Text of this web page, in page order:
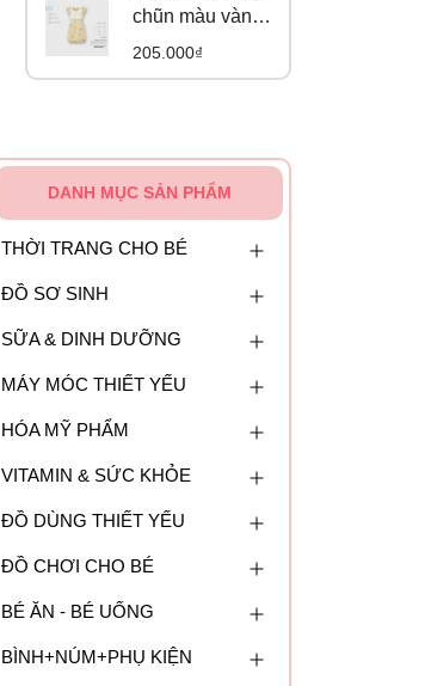
chũn màu vàng
họa tiết cô bé
205.000₫
DANH MỤC SẢN PHẨM
THỜI TRANG CHO BÉ
ĐỒ SƠ SINH
SỮA & DINH DƯỠNG
MÁY MÓC THIẾT YẾU
HÓA MỸ PHẨM
VITAMIN & SỨC KHỎE
ĐỒ DÙNG THIẾT YẾU
ĐỒ CHƠI CHO BÉ
BÉ ĂN - BÉ UỐNG
BÌNH+NÚM+PHỤ KIỆN